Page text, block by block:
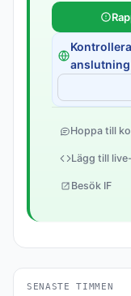
Hoppa till
Lägg till
Besök IF
SENASTE TIMMEN